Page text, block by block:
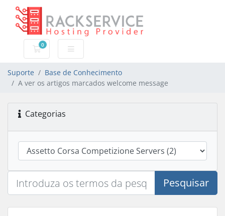
0
Carrinho de Compras
Suporte
Base de Conhecimento
A ver os artigos marcados welcome message
Categorias
Pesquisar